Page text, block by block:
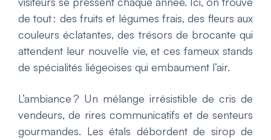
de tout : des fruits et légumes frais, des fleurs aux
couleurs éclatantes, des trésors de brocante qui
attendent leur nouvelle vie, et ces fameux stands
de spécialités liégeoises qui embaument l’air.
L’ambiance ? Un mélange irrésistible de cris de
vendeurs, de rires communicatifs et de senteurs
gourmandes. Les étals débordent de sirop de